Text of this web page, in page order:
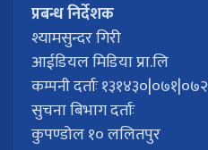
प्रबन्ध निर्देशक
श्यामसुन्दर गिरी
आईडियल मिडिया प्रा.लि
कम्पनी दर्ताः १३१४३०|०७१|०७२
सुचना बिभाग दर्ताः
कुपण्डोल १० ललितपुर